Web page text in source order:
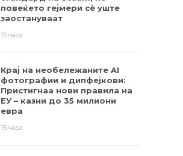
повеќето гејмери ​​сè уште
заостануваат
15 часа
Крај на необележаните AI
фотографии и дипфејкови:
Пристигнаа нови правила на
ЕУ – казни до 35 милиони
евра
15 часа